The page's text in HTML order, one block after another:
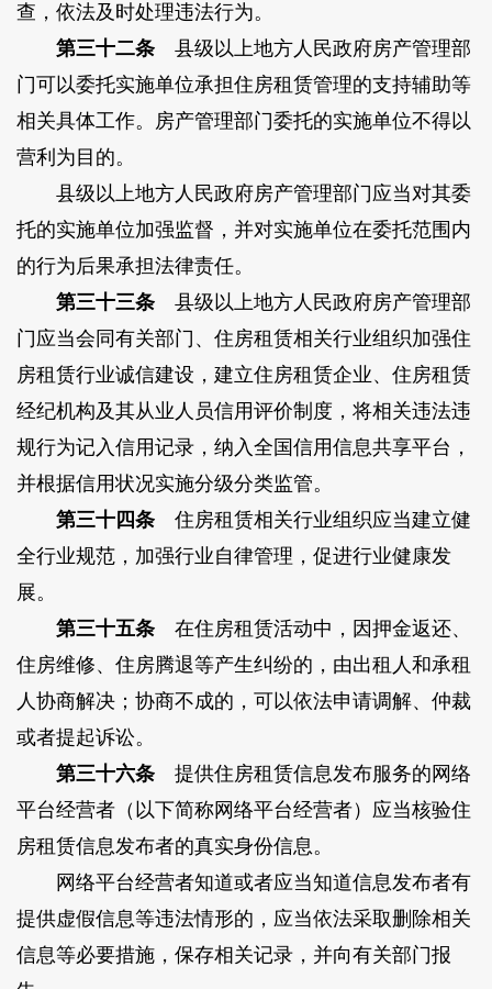
查，依法及时处理违法行为。
第三十二条县级以上地方人民政府房产管理部
门可以委托实施单位承担住房租赁管理的支持辅助等
相关具体工作。房产管理部门委托的实施单位不得以
营利为目的。
县级以上地方人民政府房产管理部门应当对其委
托的实施单位加强监督，并对实施单位在委托范围内
的行为后果承担法律责任。
第三十三条县级以上地方人民政府房产管理部
门应当会同有关部门、住房租赁相关行业组织加强住
房租赁行业诚信建设，建立住房租赁企业、住房租赁
经纪机构及其从业人员信用评价制度，将相关违法违
规行为记入信用记录，纳入全国信用信息共享平台，
并根据信用状况实施分级分类监管。
第三十四条住房租赁相关行业组织应当建立健
全行业规范，加强行业自律管理，促进行业健康发
展。
第三十五条在住房租赁活动中，因押金返还、
住房维修、住房腾退等产生纠纷的，由出租人和承租
人协商解决；协商不成的，可以依法申请调解、仲裁
或者提起诉讼。
第三十六条提供住房租赁信息发布服务的网络
平台经营者（以下简称网络平台经营者）应当核验住
房租赁信息发布者的真实身份信息。
网络平台经营者知道或者应当知道信息发布者有
提供虚假信息等违法情形的，应当依法采取删除相关
信息等必要措施，保存相关记录，并向有关部门报